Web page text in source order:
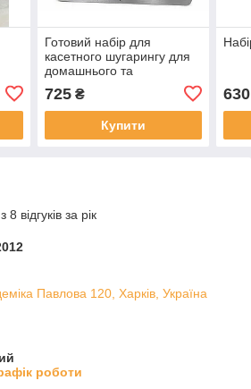
Готовий набір для
касетного шугарингу для
домашнього та
використання
725₴
Купити
630
відгуків за рік
Павлова 120, Харків, Україна
роботи